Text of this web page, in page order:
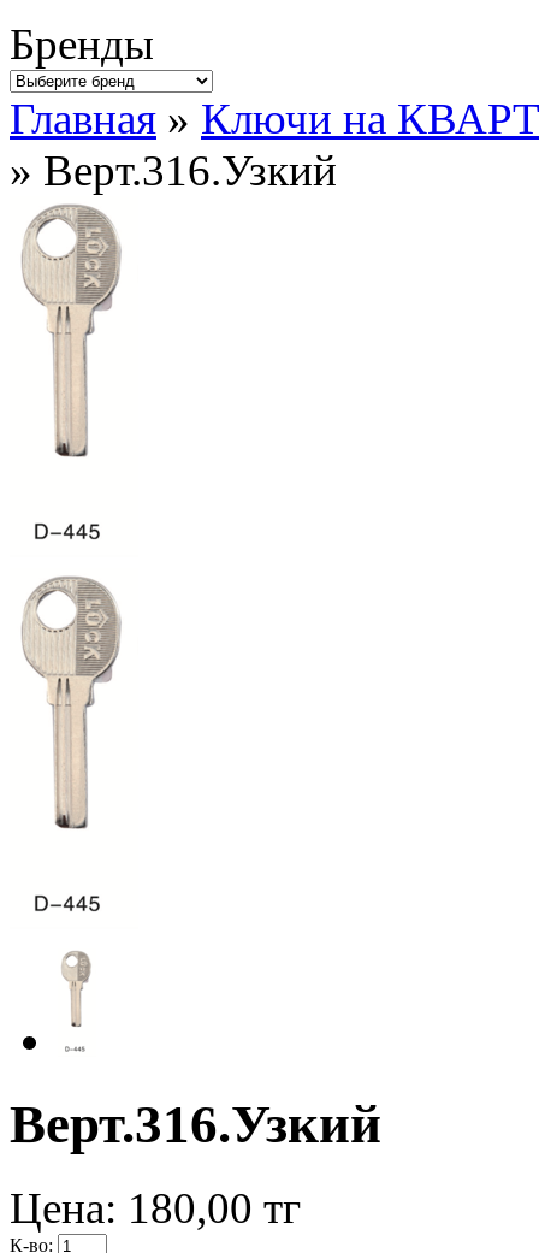
Бренды
Главная » Ключи на
» Верт.316.Узкий
Верт.316.Узкий
Цена: 180,00 тг
К-во: